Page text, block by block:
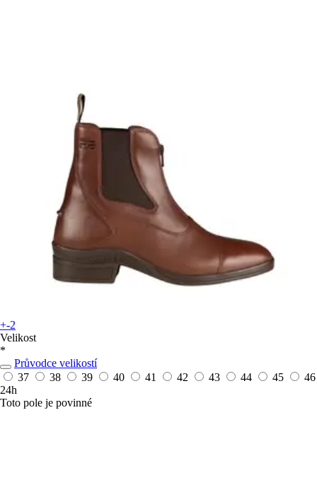
+-2
Velikost
*
Průvodce velikostí
37
38 39 40 41 42 43 44 45
46
24h
Toto pole je povinné